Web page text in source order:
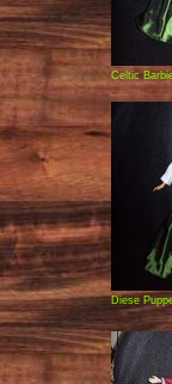
Celtic
Diese